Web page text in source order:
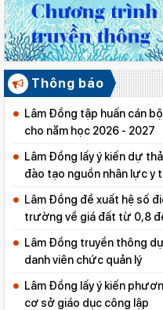
Thông báo
Lâm Đồng tập huấn cán
cho năm học 2026 - 2027
Lâm Đồng lấy ý kiến dự
đào tạo nguồn nhân lực y
Lâm Đồng đề xuất hệ số
trường về giá đất từ 0,8
Lâm Đồng truyền thông
danh viên chức quản lý
Lâm Đồng lấy ý kiến
cơ sở giáo dục công lập